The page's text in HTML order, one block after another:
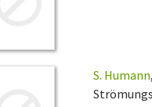
S. Humann